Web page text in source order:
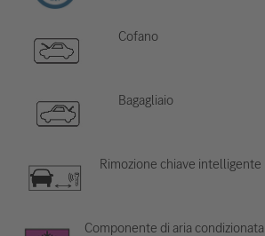
Cofano
Bagagliaio
Rimozione chiave intelligente
Componente di aria condizionata